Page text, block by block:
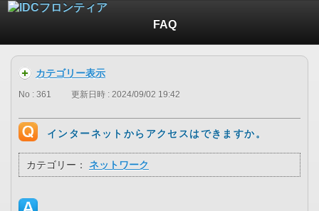
FAQ
カテゴリー表示
No : 361 更新日時 : 2024/09/02 19:42
インターネットからアクセスはできますか。
カテゴリー： ネットワーク